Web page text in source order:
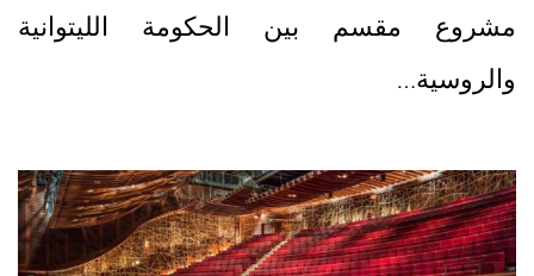
مشروع مقسم بين الحكومة الليتوانية
والروسية…